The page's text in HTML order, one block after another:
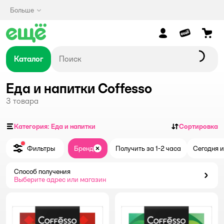
Больше
Каталог
Еда и напитки Coffesso
3 товара
Категория: Еда и напитки Сортировка
Фильтры Бренд ЗакрытьПолучить за 1-2 часа Сегодня
Способ получения
Выберите адрес или магазин